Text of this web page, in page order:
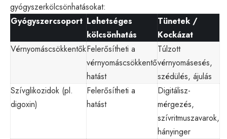
gyógyszerkölcsönhatásokat:
Gyógyszercsoport Lehetséges
kölcsönhatás
Tünetek /
Kockázat
VérnyomáscsökkentőkFelerősítheti a
vérnyomáscsökkentő
hatást
Túlzott
vérnyomásesés,
szédülés, ájulás
Szívglikozidok (pl.
digoxin)
Felerősítheti a
hatást
Digitálisz-
mérgezés,
szívritmuszavarok,
hányinger